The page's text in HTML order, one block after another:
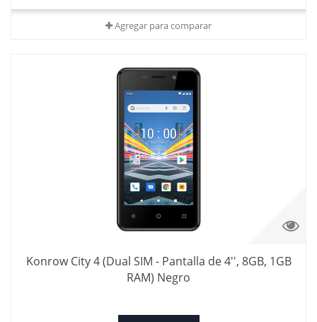
Agregar para comparar
Konrow City 4 (Dual SIM - Pantalla de 4'', 8GB, 1GB
RAM) Negro